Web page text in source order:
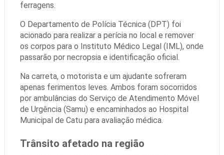
ferragens.
O Departamento de Polícia Técnica (DPT) foi
acionado para realizar a perícia no local e remover
os corpos para o Instituto Médico Legal (IML), onde
passarão por necropsia e identificação oficial.
Na carreta, o motorista e um ajudante sofreram
apenas ferimentos leves. Ambos foram socorridos
por ambulâncias do Serviço de Atendimento Móvel
de Urgência (Samu) e encaminhados ao Hospital
Municipal de Catu para avaliação médica.
Trânsito afetado na região